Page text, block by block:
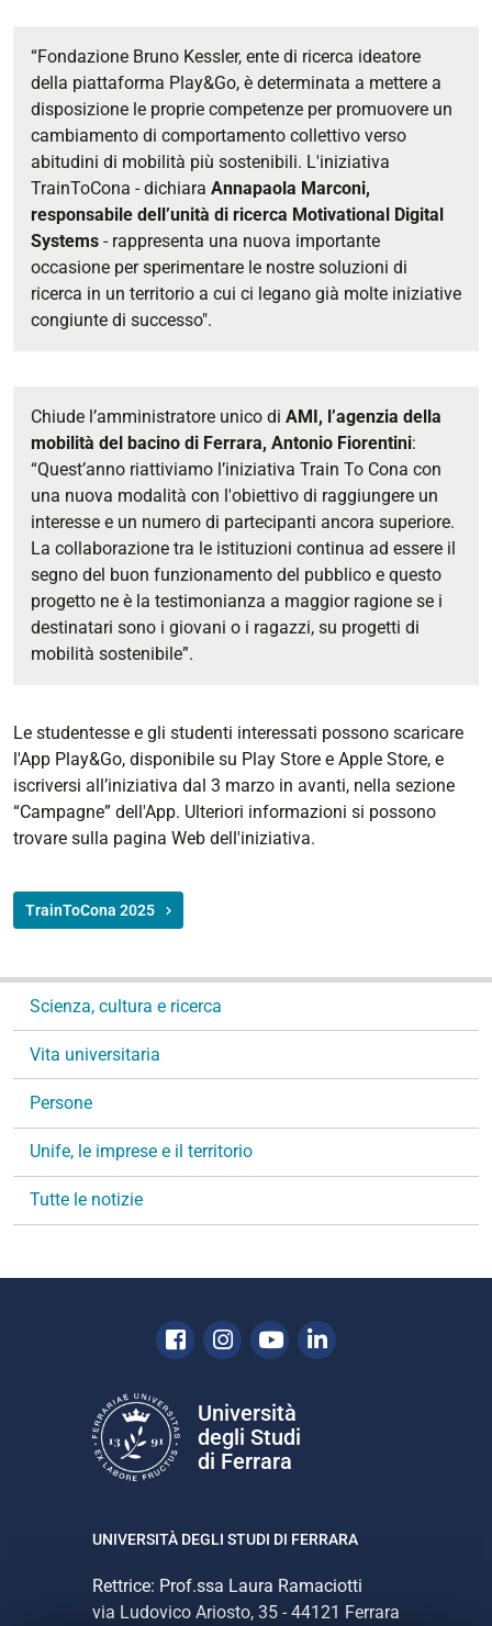
“Fondazione Bruno Kessler, ente di ricerca ideatore
della piattaforma Play&Go, è determinata a mettere a
disposizione le proprie competenze per promuovere un
cambiamento di comportamento collettivo verso
abitudini di mobilità più sostenibili. L'iniziativa
TrainToCona - dichiara Annapaola Marconi,
responsabile dell’unità di ricerca Motivational Digital
Systems - rappresenta una nuova importante
occasione per sperimentare le nostre soluzioni di
ricerca in un territorio a cui ci legano già molte iniziative
congiunte di successo".
Chiude l’amministratore unico di AMI, l’agenzia della
mobilità del bacino di Ferrara, Antonio Fiorentini:
“Quest’anno riattiviamo l’iniziativa Train To Cona con
una nuova modalità con l'obiettivo di raggiungere un
interesse e un numero di partecipanti ancora superiore.
La collaborazione tra le istituzioni continua ad essere il
segno del buon funzionamento del pubblico e questo
progetto ne è la testimonianza a maggior ragione se i
destinatari sono i giovani o i ragazzi, su progetti di
mobilità sostenibile”.
Le studentesse e gli studenti interessati possono scaricare
l'App Play&Go, disponibile su Play Store e Apple Store, e
iscriversi all’iniziativa dal 3 marzo in avanti, nella sezione
“Campagne” dell'App. Ulteriori informazioni si possono
trovare sulla pagina Web dell'iniziativa.
TrainToCona 2025
i
a
i
n
Scienza, cultura e ricerca
Vita universitaria
Persone
Unife, le imprese e il territorio
Tutte le notizie
Facebook
Instagram
YoutubeLinkedin
Università
degli Studi
di Ferrara
UNIVERSITÀ DEGLI STUDI DI FERRARA
Rettrice: Prof.ssa Laura Ramaciotti
via Ludovico Ariosto, 35 - 44121 Ferrara